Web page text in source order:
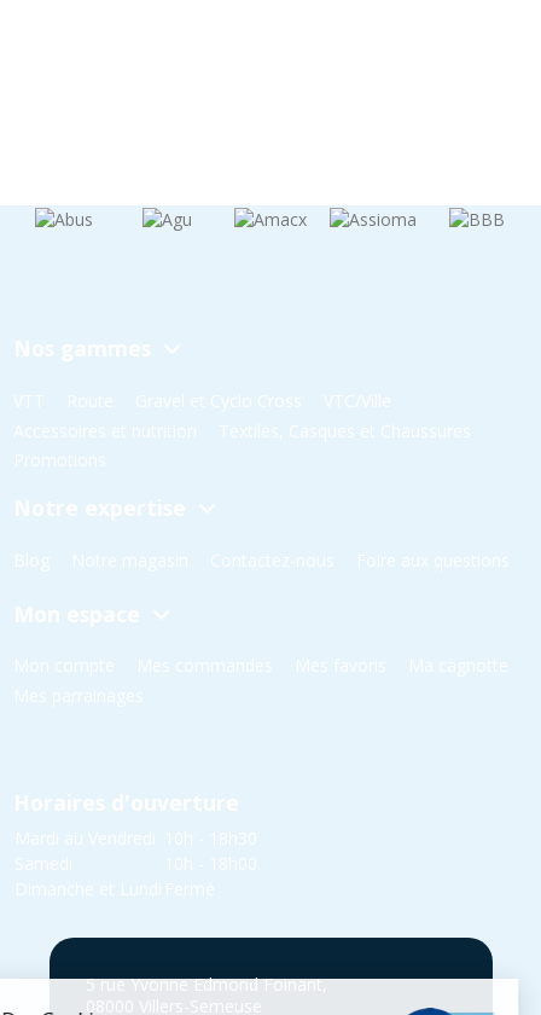
Nos gammes
VTT Route Gravel et Cyclo Cross
VTC/Ville
Accessoires et nutrition
Textiles, Casques et Chaussures
Promotions
Notre expertise
Blog Notre magasin Contactez-nous Foire aux questions
Mon espace
Mon compte Mes commandes Mes favoris
Ma cagnotte
Mes parrainages
Horaires d'ouverture
Mardi au Vendredi
10h - 18h30
Samedi
10h - 18h00
Dimanche et Lundi Fermé
5 rue Yvonne Edmond Foinant,
08000 Villers-Semeuse